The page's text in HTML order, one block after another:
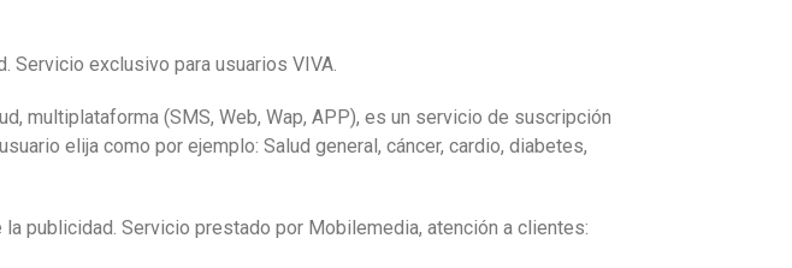
Servicio exclusivo para usuarios VIVA.
multiplataforma (SMS, Web, Wap, APP), es un servicio de suscripción
elija como por ejemplo: Salud general, cáncer, cardio, diabetes,
publicidad. Servicio prestado por Mobilemedia, atención a clientes: